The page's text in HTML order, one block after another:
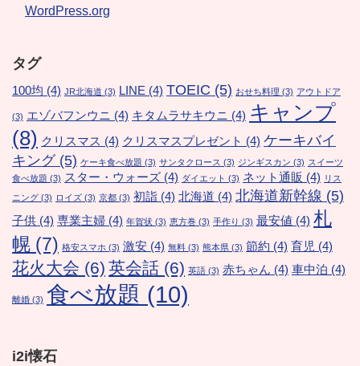
WordPress.org
タグ
100均 (4) JR北海道 (3) LINE (4) TOEIC (5) おせち料理 (3) アウトドア
(3) エゾバフンウニ (4) キタムラサキウニ (4) キャンプ
(8) クリスマス (4) クリスマスプレゼント (4) ケーキバイ
キング(5) ケーキ食べ放題 (3) サンタクロース (3) ジンギスカン (3) スイーツ
食べ放題 (3) スター・ウォーズ (4) ダイエット (3) ネット通販 (4) リス
ニング (3) ロイズ (3) 京都 (3) 初詣 (4) 北海道 (4) 北海道新幹線 (5)
子供 (4) 専業主婦 (4) 年賀状 (3) 恵方巻 (3) 手作り (3) 最安値 (4) 札
幌 (7) 格安スマホ (3) 激安 (4) 無料 (3) 熊本県 (3) 節約 (4) 育児 (4)
花火大会 (6) 英会話 (6) 英語 (3) 赤ちゃん (4) 車中泊 (4)
離婚 (3) 食べ放題 (10)
i2i懐石